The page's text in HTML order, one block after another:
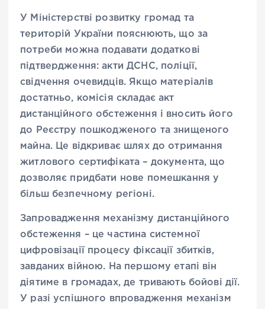
У Міністерстві розвитку громад та
територій України пояснюють, що за
потреби можна подавати додаткові
підтвердження: акти ДСНС, поліції,
свідчення очевидців. Якщо матеріалів
достатньо, комісія складає акт
дистанційного обстеження і вносить його
до Реєстру пошкодженого та знищеного
майна. Це відкриває шлях до отримання
житлового сертифіката – документа, що
дозволяє придбати нове помешкання у
більш безпечному регіоні.
Запровадження механізму дистанційного
обстеження – це частина системної
цифровізації процесу фіксації збитків,
завданих війною. На першому етапі він
діятиме в громадах, де тривають бойові дії.
У разі успішного впровадження механізм